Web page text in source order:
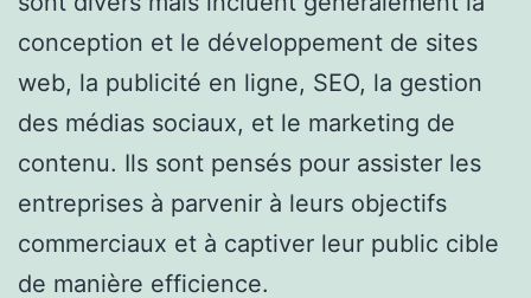
conception et le développement de sites
web, la publicité en ligne, SEO, la gestion
des médias sociaux, et le marketing de
contenu. Ils sont pensés pour assister les
entreprises à parvenir à leurs objectifs
commerciaux et à captiver leur public cible
de manière efficience.